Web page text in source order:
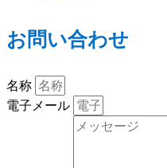
お問い合わせ
名称
電子メール